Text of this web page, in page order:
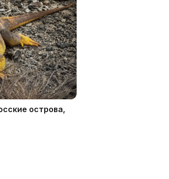
острова,